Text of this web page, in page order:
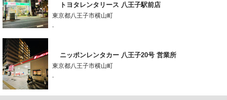
トヨタレンタリース 八王子駅前店
東京都八王子市横山町
-
ニッポンレンタカー 八王子20号 営業所
東京都八王子市横山町
-